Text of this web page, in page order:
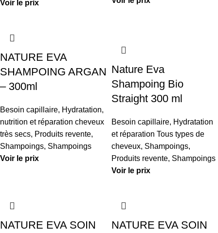
Voir le prix
NATURE EVA
SHAMPOING ARGAN
– 300ml
Besoin capillaire, Hydratation,
nutrition et réparation cheveux
très secs, Produits revente,
Shampoings, Shampoings
Voir le prix
Nature Eva
Shampoing Bio
Straight 300 ml
Besoin capillaire, Hydratation
et réparation Tous types de
cheveux, Shampoings,
Produits revente, Shampoings
Voir le prix
NATURE EVA SOIN
NATURE EVA SOIN